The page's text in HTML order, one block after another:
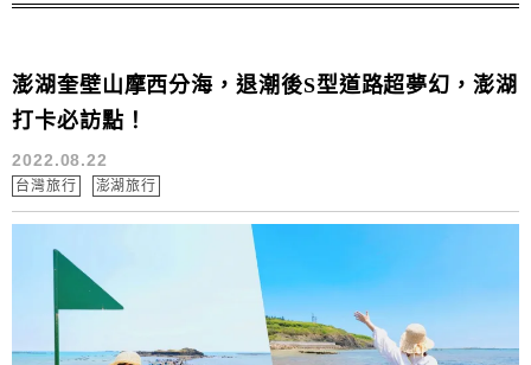
澎湖奎壁山摩西分海，退潮後S型道路超夢幻，澎湖
打卡必訪點！
2022.08.22
台灣旅行 澎湖旅行